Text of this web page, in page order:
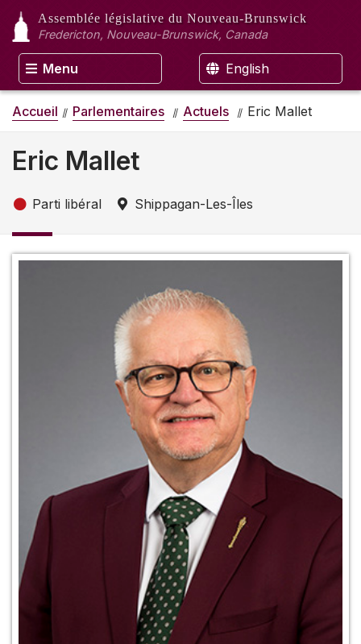
Assemblée législative du Nouveau-Brunswick
Fredericton, Nouveau-Brunswick, Canada
Menu English
Accueil Parlementaires Actuels Eric Mallet
Eric Mallet
Parti libéral Shippagan-Les-Îles